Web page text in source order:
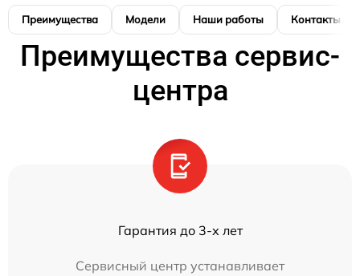
Преимущества Модели Наши работы Контакты
Преимущества сервис-
центра
Гарантия до 3-х лет
Сервисный центр устанавливает